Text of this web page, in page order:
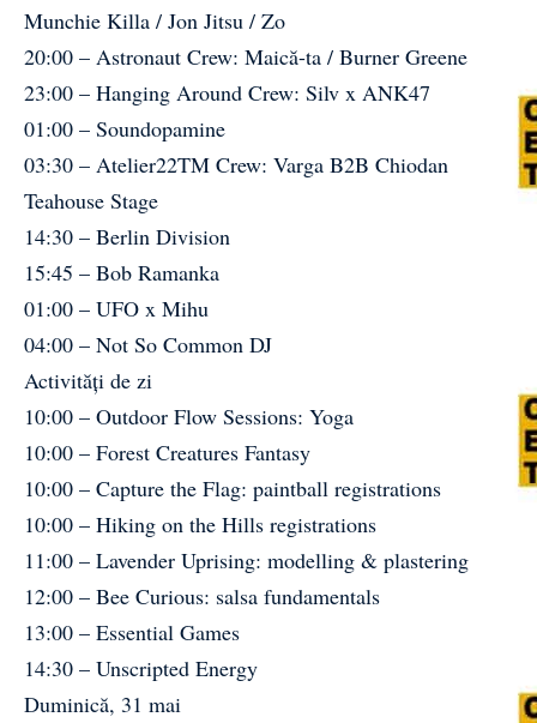
Munchie Killa / Jon Jitsu / Zo
20:00 – Astronaut Crew: Maică-ta / Burner Greene
23:00 – Hanging Around Crew: Silv x ANK47
01:00 – Soundopamine
03:30 – Atelier22TM Crew: Varga B2B Chiodan
Teahouse Stage
14:30 – Berlin Division
15:45 – Bob Ramanka
01:00 – UFO x Mihu
04:00 – Not So Common DJ
Activități de zi
10:00 – Outdoor Flow Sessions: Yoga
10:00 – Forest Creatures Fantasy
10:00 – Capture the Flag: paintball registrations
10:00 – Hiking on the Hills registrations
11:00 – Lavender Uprising: modelling & plastering
12:00 – Bee Curious: salsa fundamentals
13:00 – Essential Games
14:30 – Unscripted Energy
Duminică, 31 mai